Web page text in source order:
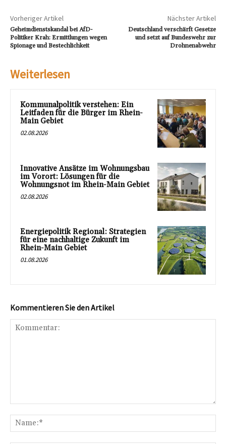
Vorheriger Artikel
Geheimdienstskandal bei AfD-
Politiker Krah: Ermittlungen wegen
Spionage und Bestechlichkeit
Nächster Artikel
Deutschland verschärft Gesetze
und setzt auf Bundeswehr zur
Drohnenabwehr
Weiterlesen
Kommunalpolitik verstehen: Ein
Leitfaden für die Bürger im Rhein-
Main Gebiet
02.08.2026
Innovative Ansätze im Wohnungsbau
im Vorort: Lösungen für die
Wohnungsnot im Rhein-Main Gebiet
02.08.2026
Energiepolitik Regional: Strategien
für eine nachhaltige Zukunft im
Rhein-Main Gebiet
01.08.2026
Kommentieren Sie den Artikel